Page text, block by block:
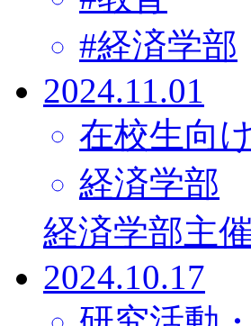
#経済学部
2024.11.01
在校生向け
経済学部
経済学部主
2024.10.17